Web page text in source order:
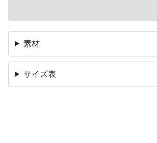
素材
サイズ表